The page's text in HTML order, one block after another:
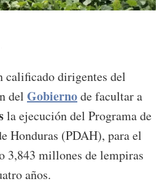
calificado dirigentes del
del Gobiernode facultar a
la ejecución del Programa de
Honduras (PDAH), para el
3,843 millones de lempiras
años.